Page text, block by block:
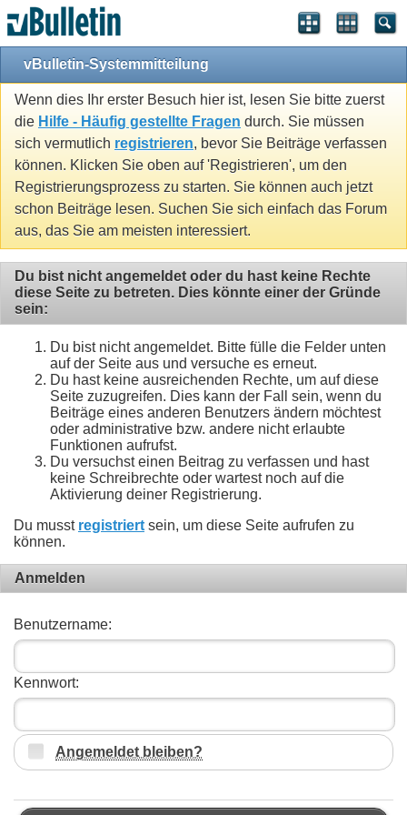
vBulletin-Systemmitteilung
Wenn dies Ihr erster Besuch hier ist, lesen Sie bitte zuerst
die Hilfe - Häufig gestellte Fragen durch. Sie müssen
sich vermutlich registrieren, bevor Sie Beiträge verfassen
können. Klicken Sie oben auf 'Registrieren', um den
Registrierungsprozess zu starten. Sie können auch jetzt
schon Beiträge lesen. Suchen Sie sich einfach das Forum
aus, das Sie am meisten interessiert.
Du bist nicht angemeldet oder du hast keine Rechte
diese Seite zu betreten. Dies könnte einer der Gründe
sein:
Du bist nicht angemeldet. Bitte fülle die Felder unten
auf der Seite aus und versuche es erneut.
Du hast keine ausreichenden Rechte, um auf diese
Seite zuzugreifen. Dies kann der Fall sein, wenn du
Beiträge eines anderen Benutzers ändern möchtest
oder administrative bzw. andere nicht erlaubte
Funktionen aufrufst.
Du versuchst einen Beitrag zu verfassen und hast
keine Schreibrechte oder wartest noch auf die
Aktivierung deiner Registrierung.
Du musst registriert sein, um diese Seite aufrufen zu
können.
Anmelden
Benutzername:
Kennwort:
Angemeldet bleiben?